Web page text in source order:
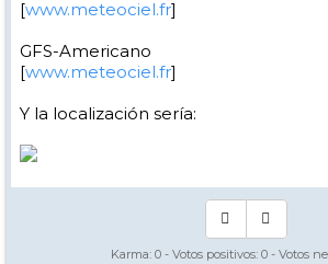
[www.meteociel.fr]
GFS-Americano
[www.meteociel.fr]
Y la localización sería:
Karma: 0 - Votos positivos: 0 - Votos